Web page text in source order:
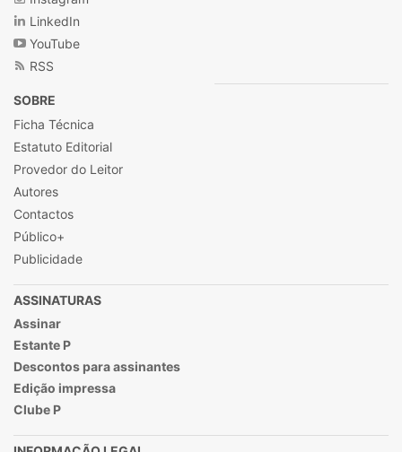
LinkedIn
YouTube
RSS
SOBRE
Ficha Técnica
Estatuto Editorial
Provedor do Leitor
Autores
Contactos
Público+
Publicidade
ASSINATURAS
Assinar
Estante P
Descontos para assinantes
Edição impressa
Clube P